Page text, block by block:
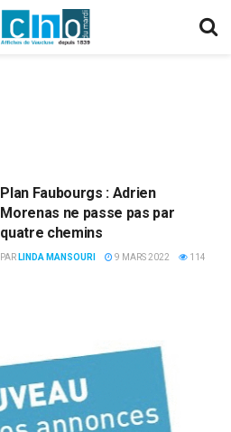
Plan Faubourgs : Adrien
Morenas ne passe pas par
quatre chemins
PAR LINDA MANSOURI 9 MARS 2022 114